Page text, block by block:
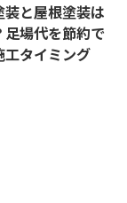
装と屋根塗装は
場代を節約で
工タイミング